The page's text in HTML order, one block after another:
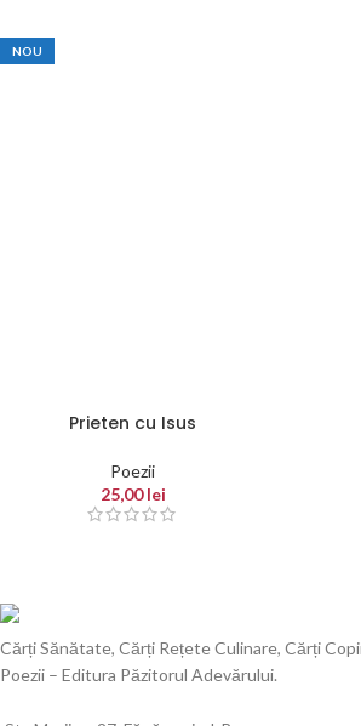
NOU
Prieten cu Isus
Poezii
25,00lei
Cărți Sănătate, Cărți Rețete Culinare, Cărți
Poezii – Editura Păzitorul Adevărului.